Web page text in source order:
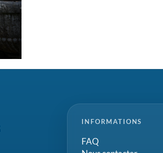
INFORMATIONS
FAQ